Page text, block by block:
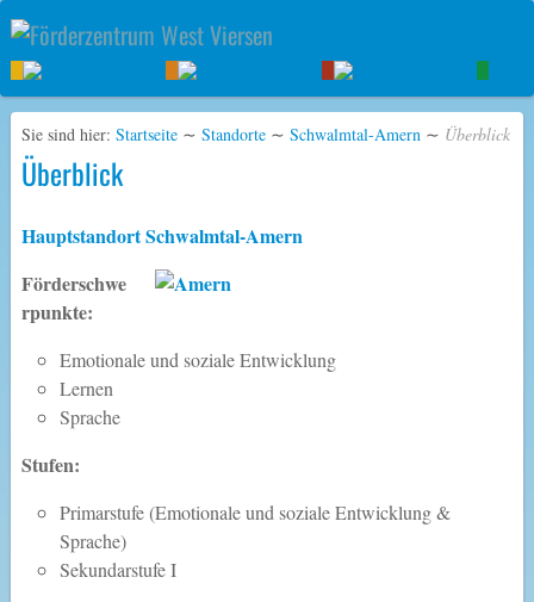
Sie sind hier: Startseite ∼ Standorte ∼ Schwalmtal-Amern ∼ Überblick
Überblick
Hauptstandort Schwalmtal-Amern
Förderschwe
rpunkte:
Emotionale und soziale Entwicklung
Lernen
Sprache
Stufen:
Primarstufe (Emotionale und soziale Entwicklung &
Sprache)
Sekundarstufe I